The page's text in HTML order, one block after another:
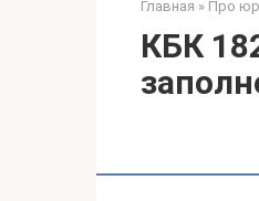
Главная » Про
КБК